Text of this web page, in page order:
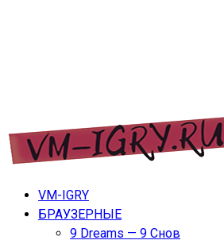
к
содержимому
VM-IGRY — игры дл ПК, ноутбуков,
телефонов.
VM-IGRY
БРАУЗЕРНЫЕ
9 Dreams — 9 Снов